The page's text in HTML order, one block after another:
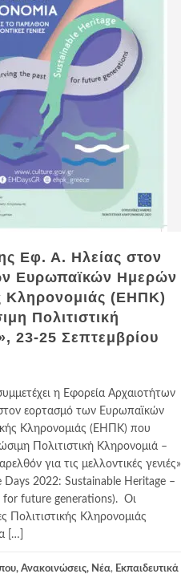
Εφ. Α. Ηλείας στον
Ευρωπαϊκών Ημερών
Κληρονομιάς (ΕΗΠΚ)
Πολιτιστική
23-25 Σεπτεμβρίου
η Εφορεία Αρχαιοτήτων
εορτασμό των Ευρωπαϊκών
Κληρονομιάς (ΕΗΠΚ) που
Πολιτιστική Κληρονομιά –
για τις μελλοντικές γενιές»
Days 2022: Sustainable Heritage –
for future generations). Οι
Πολιτιστικής Κληρονομιάς
[…]
Ανακοινώσεις, Νέα, Εκπαιδευτικά